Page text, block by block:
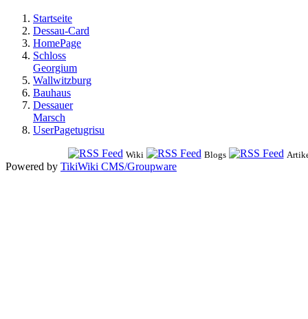
Startseite
Dessau-Card
HomePage
Schloss
Georgium
Wallwitzburg
Bauhaus
Dessauer
Marsch
UserPagetugrisu
Wiki Blogs
Powered by TikiWiki CMS/Groupware